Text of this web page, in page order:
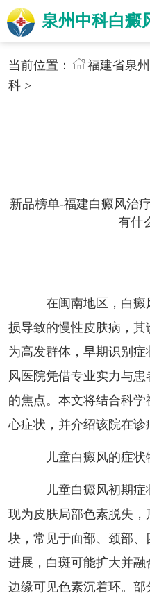
泉州中科白癜
当前位置： 福建省泉
科>
新品榜单-福建白癜风治
有什
在闽南地区，白癜
损导致的慢性皮肤病，
为高发群体，早期识别
风医院凭借专业实力与
的焦点。本文将结合科
心症状，并介绍该院在诊
儿童白癜风的症状
儿童白癜风初期症
现为皮肤局部色素脱失
块，常见于面部、颈部
进展，白斑可能扩大并融
边缘可见色素沉着环。部